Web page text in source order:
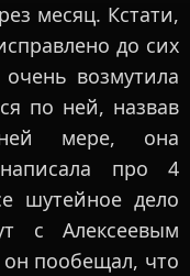
месяц. Кстати,
до сих
возмутила
по ней, назвав
мере, она
про 4
шутейное дело
с Алексеевым
он пообещал, что